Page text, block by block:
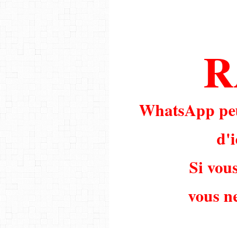
WhatsApp
Si
vous